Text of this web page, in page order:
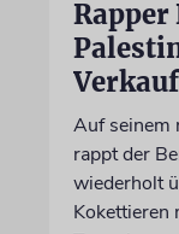
Rapper
Auf seinem
rappt der
wiederholt
Kokettieren